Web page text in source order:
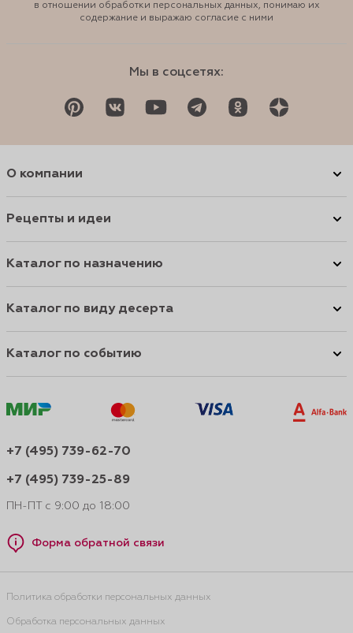
в отношении обработки персональных данных, понимаю их
содержание и выражаю согласие с ними
Мы в соцсетях:
О компании
Рецепты и идеи
Каталог по назначению
Каталог по виду десерта
Каталог по событию
+7 (495) 739-62-70
+7 (495) 739-25-89
ПН-ПТ с 9:00 до 18:00
Форма обратной связи
Политика обработки персональных данных
Обработка персональных данных